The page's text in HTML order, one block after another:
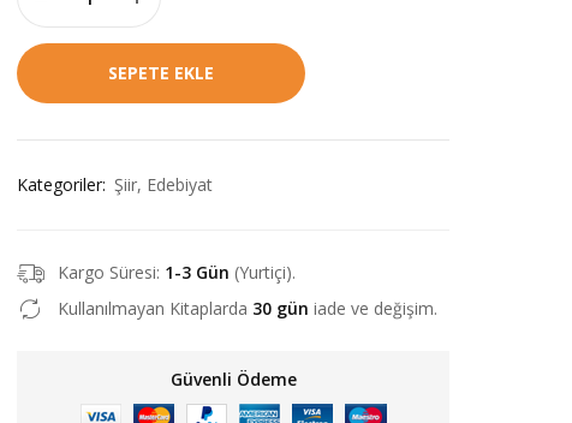
SEPETE EKLE
Kategoriler: Şiir, Edebiyat
Kargo Süresi: 1-3 Gün (Yurtiçi).
Kullanılmayan Kitaplarda 30 gün iade ve değişim.
Güvenli Ödeme